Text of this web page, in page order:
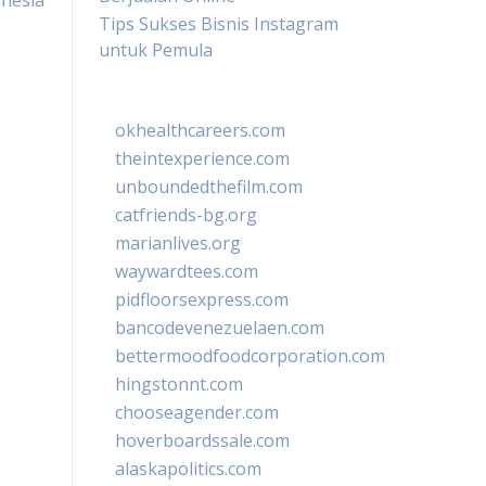
Tips Sukses Bisnis Instagram
untuk Pemula
okhealthcareers.com
theintexperience.com
unboundedthefilm.com
catfriends-bg.org
marianlives.org
waywardtees.com
pidfloorsexpress.com
bancodevenezuelaen.com
bettermoodfoodcorporation.com
hingstonnt.com
chooseagender.com
hoverboardssale.com
alaskapolitics.com